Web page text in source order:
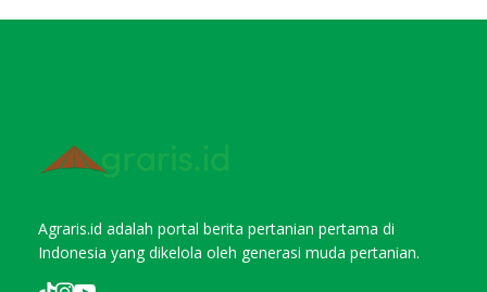
Agraris.id adalah portal berita pertanian pertama di
Indonesia yang dikelola oleh generasi muda pertanian.